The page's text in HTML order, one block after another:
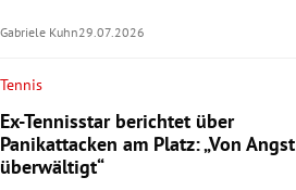
Gabriele Kuhn29.07.2026
Tennis
Ex-Tennisstar berichtet über
Panikattacken am Platz: „Von Angst
überwältigt“